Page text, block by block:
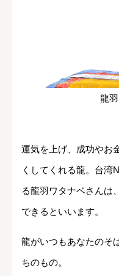
龍
運気を上げ、成功やお
くしてくれる龍。台湾
る龍羽ワタナベさんは
できるといいます。
龍がいつもあなたのそ
ちのもの。